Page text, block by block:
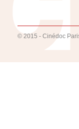
© 2015 - Cinédoc